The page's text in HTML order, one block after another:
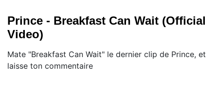
Prince - Breakfast Can Wait (Official
Video)
Mate "Breakfast Can Wait" le dernier clip de Prince, et
laisse ton commentaire